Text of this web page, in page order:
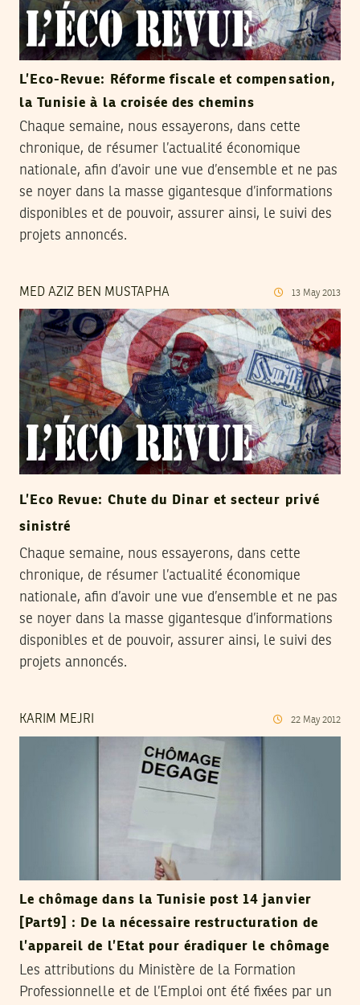
L’Eco-Revue: Réforme fiscale et compensation,
la Tunisie à la croisée des chemins
Chaque semaine, nous essayerons, dans cette
chronique, de résumer l’actualité économique
nationale, afin d’avoir une vue d’ensemble et ne pas
se noyer dans la masse gigantesque d’informations
disponibles et de pouvoir, assurer ainsi, le suivi des
projets annoncés.
MED AZIZ BEN MUSTAPHA 13 May 2013
L’Eco Revue: Chute du Dinar et secteur privé
sinistré
Chaque semaine, nous essayerons, dans cette
chronique, de résumer l’actualité économique
nationale, afin d’avoir une vue d’ensemble et ne pas
se noyer dans la masse gigantesque d’informations
disponibles et de pouvoir, assurer ainsi, le suivi des
projets annoncés.
KARIM MEJRI 22 May 2012
Le chômage dans la Tunisie post 14 janvier
[Part9] : De la nécessaire restructuration de
l’appareil de l’Etat pour éradiquer le chômage
Les attributions du Ministère de la Formation
Professionnelle et de l’Emploi ont été fixées par un